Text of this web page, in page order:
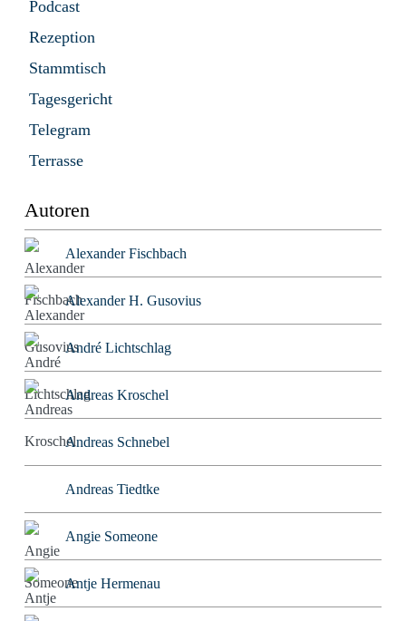
Podcast
Rezeption
Stammtisch
Tagesgericht
Telegram
Terrasse
Autoren
Alexander Fischbach
Alexander H. Gusovius
André Lichtschlag
Andreas Kroschel
Andreas Schnebel
Andreas Tiedtke
Angie Someone
Antje Hermenau